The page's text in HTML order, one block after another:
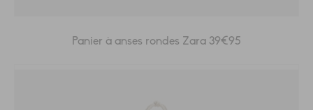
Panier à anses rondes Zara 39€95